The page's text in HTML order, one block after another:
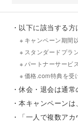
・ 以下に該当する方
※ キャンペーン期間
※ スタンダードプラ
※ パートナーサービ
※価格.com特典を受
・休会・退会は通常
・本キャンペーンは
・
「一人で複数ア